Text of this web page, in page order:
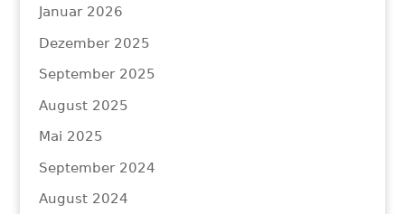
Januar 2026
Dezember 2025
September 2025
August 2025
Mai 2025
September 2024
August 2024